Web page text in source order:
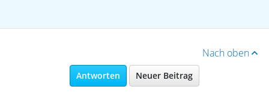
Nach oben
Antworten Neuer Beitrag